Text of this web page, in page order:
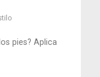
pies? Aplica